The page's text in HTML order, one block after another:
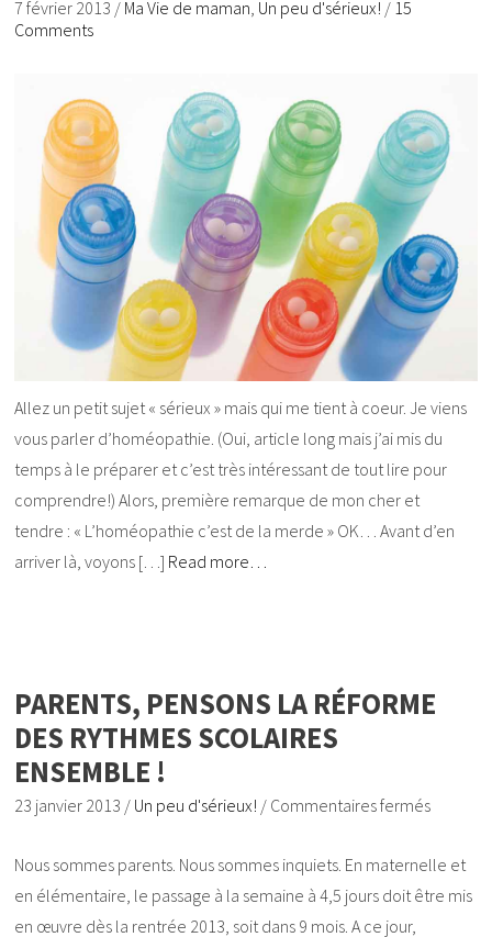
7 février 2013 / Ma Vie de maman Un peu d'sérieux! / 15
Comments
Allez un petit sujet « sérieux » mais qui me tient à coeur. Je viens
vous parler d’homéopathie. (Oui, article long mais j’ai mis du
temps à le préparer et c’est très intéressant de tout lire pour
comprendre!) Alors, première remarque de mon cher et
tendre : « L’homéopathie c’est de la merde » OK… Avant d’en
arriver là, voyons […] Read more…
PARENTS, PENSONS LA RÉFORME
DES RYTHMES SCOLAIRES
ENSEMBLE !
23 janvier 2013 / Un peu d'sérieux! / Commentaires fermés
Nous sommes parents. Nous sommes inquiets. En maternelle et
en élémentaire, le passage à la semaine à 4,5 jours doit être mis
en œuvre dès la rentrée 2013, soit dans 9 mois. A ce jour,